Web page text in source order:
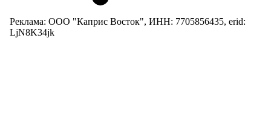
Реклама: ООО "Каприс Восток", ИНН: 7705856435, erid:
LjN8K34jk